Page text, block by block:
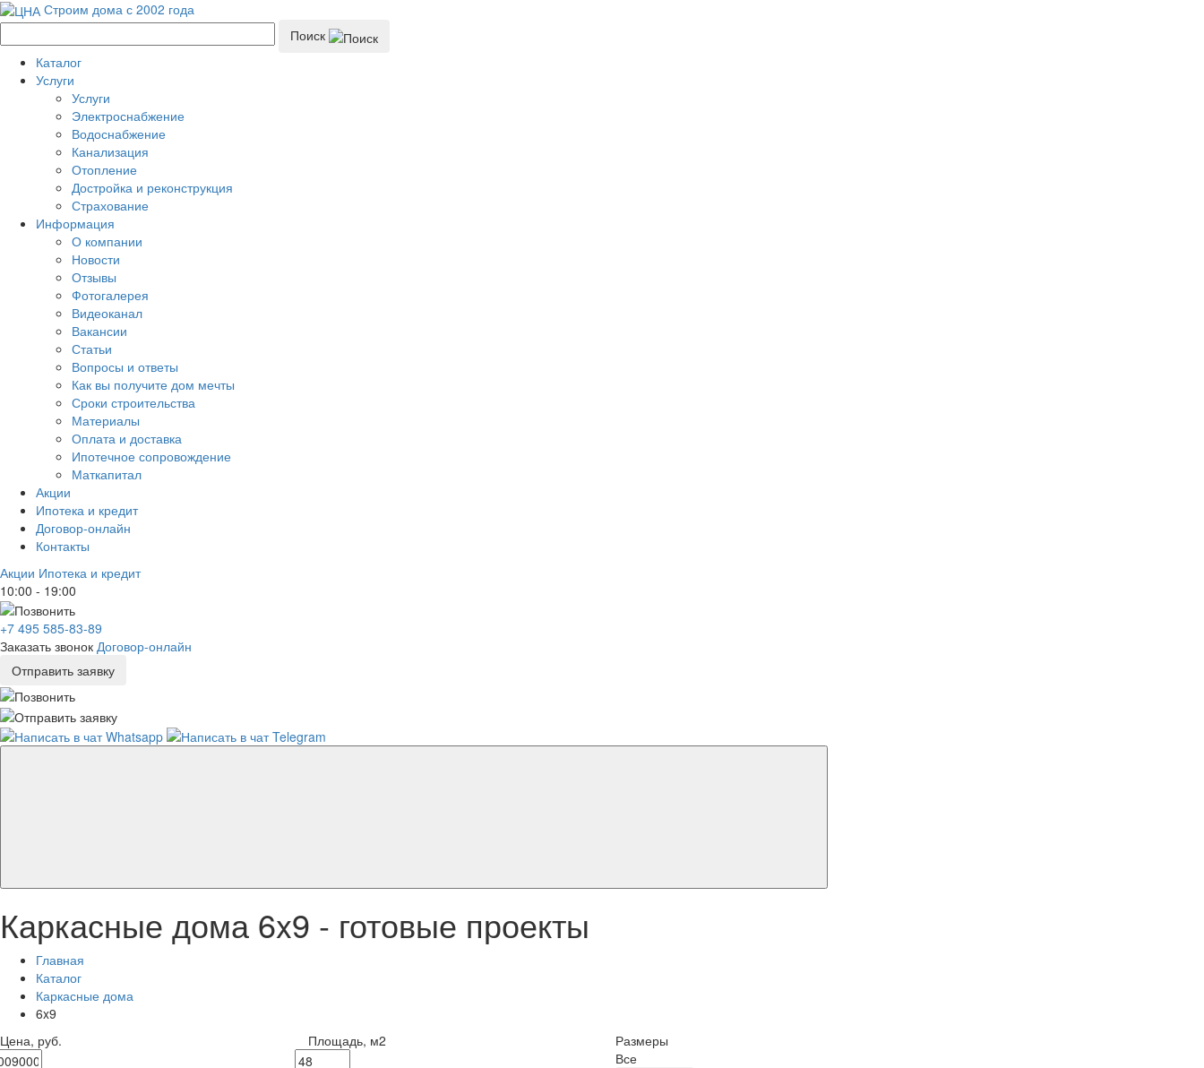
Строим дома с 2002 года
Поиск
Каталог
Услуги
Услуги
Электроснабжение
Водоснабжение
Канализация
Отопление
Достройка и реконструкция
Страхование
Информация
О компании
Новости
Отзывы
Фотогалерея
Видеоканал
Вакансии
Статьи
Вопросы и ответы
Как вы получите дом мечты
Сроки строительства
Материалы
Оплата и доставка
Ипотечное сопровождение
Маткапитал
Акции
Ипотека и кредит
Договор-онлайн
Контакты
Акции Ипотека и кредит
10:00 - 19:00
+7 495 585-83-89
Заказать звонок Договор-онлайн
Отправить заявку
Каркасные дома 6x9 - готовые проекты
Главная
Каталог
Каркасные дома
6x9
Цена, руб.
Площадь, м2
Размеры
Все